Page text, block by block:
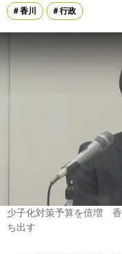
香川
行政
少子化対策予算を倍増
ち出す